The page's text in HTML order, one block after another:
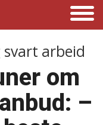
arbeid
om
–⁠